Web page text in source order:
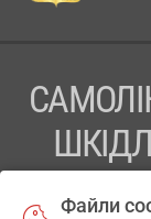
Файли